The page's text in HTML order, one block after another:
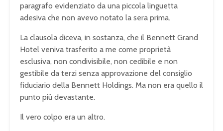
paragrafo evidenziato da una piccola linguetta
adesiva che non avevo notato la sera prima.
La clausola diceva, in sostanza, che il Bennett Grand
Hotel veniva trasferito a me come proprietà
esclusiva, non condivisibile, non cedibile e non
gestibile da terzi senza approvazione del consiglio
fiduciario della Bennett Holdings. Ma non era quello il
punto più devastante.
Il vero colpo era un altro.